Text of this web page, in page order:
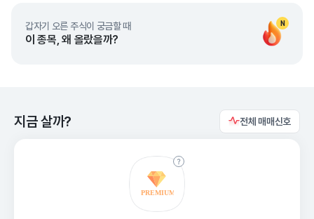
N
갑자기 오른 주식이 궁금할 때
이 종목, 왜 올랐을까?
지금 살까? 전체 매매신호